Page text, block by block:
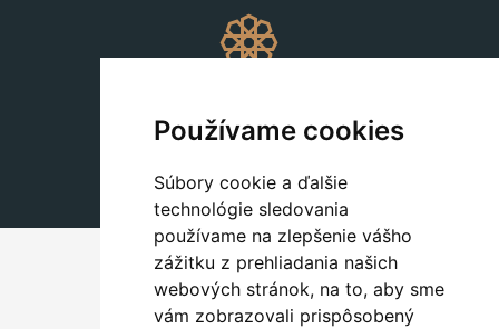
Používame cookies
Súbory cookie a ďalšie
technológie sledovania
používame na zlepšenie vášho
zážitku z prehliadania našich
webových stránok, na to, aby sme
vám zobrazovali prispôsobený
+420 311 604 182
dekorace@autronic.cz